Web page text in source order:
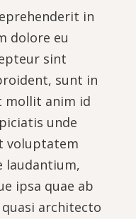
in
dolore eu
sint
sunt in
mollit anim id
unde
voluptatem
laudantium,
ipsa quae ab
architecto